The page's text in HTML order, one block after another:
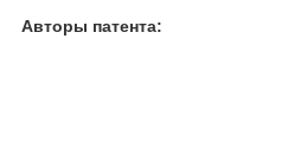
Авторы патента: